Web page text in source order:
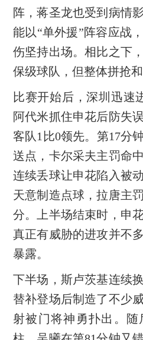
阵，蒋圣龙也受到病情
能以“单外援”阵容应战
伤坚持出场。相比之下
保级球队，但整体拼抢
比赛开始后，深圳迅速
阿代米抓住申花后防失
客队1比0领先。第17分
送点，卡尔采夫主罚命
连续丢球让申花陷入被
天意制造点球，拉唐主
分。上半场结束时，申
真正有威胁的进攻并不
暴露。
下半场，斯卢茨基连续
替补登场后制造了不少
射被门将神勇扑出。